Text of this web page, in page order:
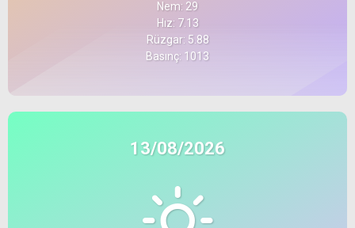
Nem: 29
Hız: 7.13
Rüzgar: 5.88
Basınç: 1013
13/08/2026